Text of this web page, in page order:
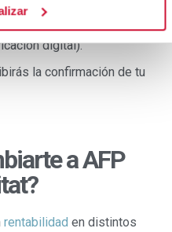
realiza la validación
digital).
la confirmación de tu
a AFP
rentabilidad en distintos